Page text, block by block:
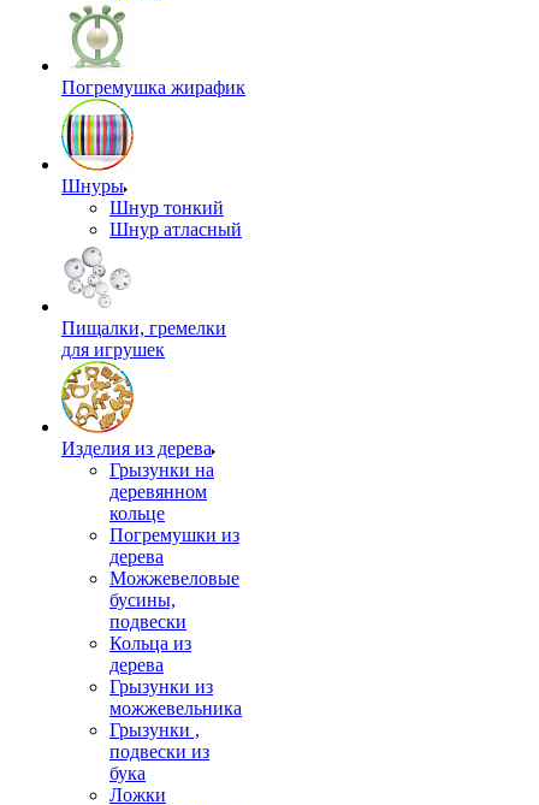
Погремушка жирафик
Шнуры
Шнур тонкий
Шнур атласный
Пищалки, гремелки
для игрушек
Изделия из дерева
Грызунки на
деревянном
кольце
Погремушки из
дерева
Можжевеловые
бусины,
подвески
Кольца из
дерева
Грызунки из
можжевельника
Грызунки ,
подвески из
бука
Ложки